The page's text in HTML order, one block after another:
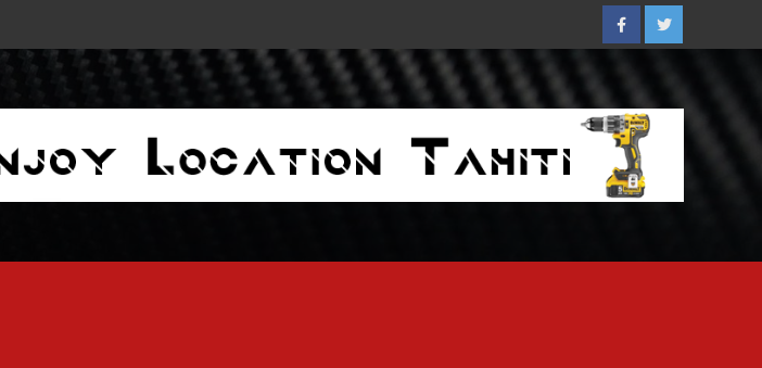
FacebookTwitter